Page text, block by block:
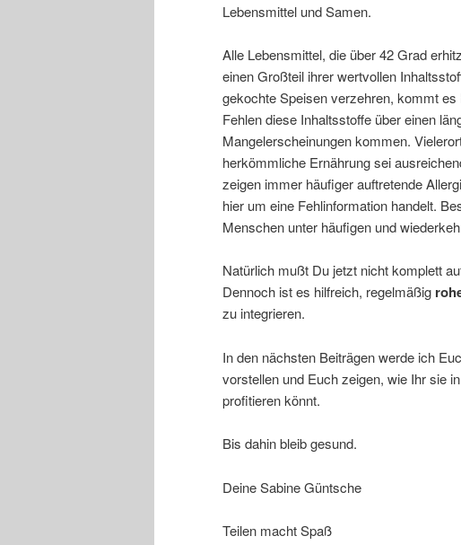
Lebensmittel und Samen.
Alle Lebensmittel, die über 42 Grad
einen Großteil ihrer wertvollen
gekochte Speisen verzehren, kommt
Fehlen diese Inhaltsstoffe über einen
Mangelerscheinungen kommen.
herkömmliche Ernährung sei
zeigen immer häufiger auftretende
hier um eine Fehlinformation handelt.
Menschen unter häufigen und
Natürlich mußt Du jetzt nicht komplett
Dennoch ist es hilfreich, regelmäßig
zu integrieren.
In den nächsten Beiträgen werde ich
vorstellen und Euch zeigen, wie Ihr sie
profitieren könnt.
Bis dahin bleib gesund.
Deine Sabine Güntsche
Teilen macht Spaß